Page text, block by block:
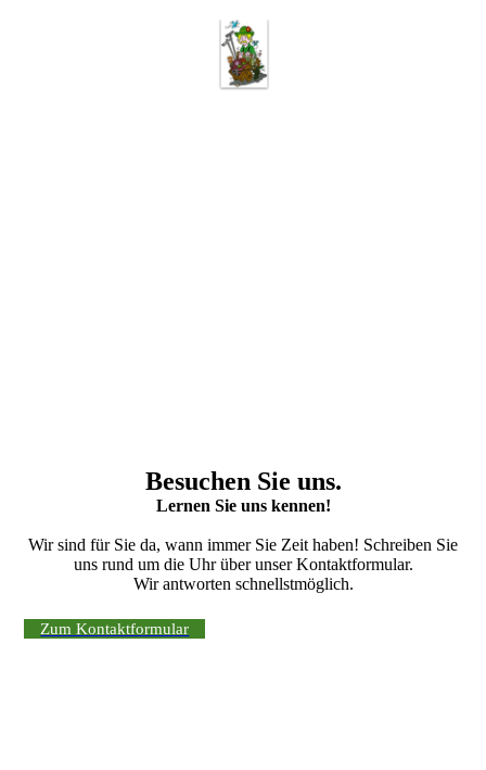
Besuchen Sie uns.
Lernen Sie uns kennen!
Wir sind für Sie da, wann immer Sie Zeit haben! Schreiben Sie
uns rund um die Uhr über unser Kontaktformular.
Wir antworten schnellstmöglich.
Zum Kontaktformular